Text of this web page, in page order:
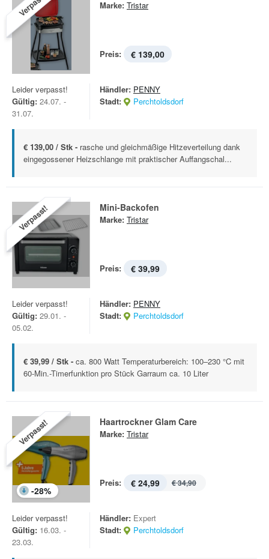
Marke: Tristar
Preis: € 139,00
Leider verpasst!
Gültig: 24.07. -
31.07.
Händler: PENNY
Stadt:
Perchtoldsdorf
€ 139,00 / Stk - rasche und gleichmäßige Hitzeverteilung dank
eingegossener Heizschlange mit praktischer Auffangschal...
Verpasst! Mini-Backofen
Marke: Tristar
Preis: € 39,99
Leider verpasst!
Gültig: 29.01. -
05.02.
Händler: PENNY
Stadt:
Perchtoldsdorf
€ 39,99 / Stk - ca. 800 Watt Temperaturbereich: 100–230 °C mit
60-Min.-Timerfunktion pro Stück Garraum ca. 10 Liter
Verpasst!
-28%
Haartrockner Glam Care
Marke: Tristar
Preis: € 24,99 € 34,90
Leider verpasst!
Gültig: 16.03. -
23.03.
Händler: Expert
Stadt:
Perchtoldsdorf